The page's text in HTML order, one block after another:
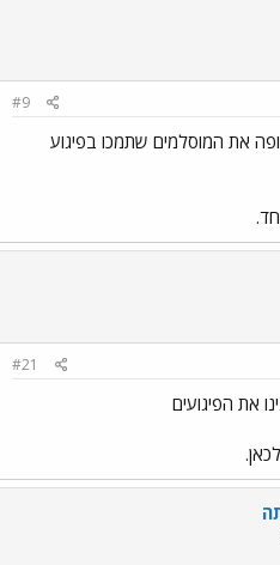
#9
את המוסלמים שתמכו בפיגוע
#21
את הפיגועים